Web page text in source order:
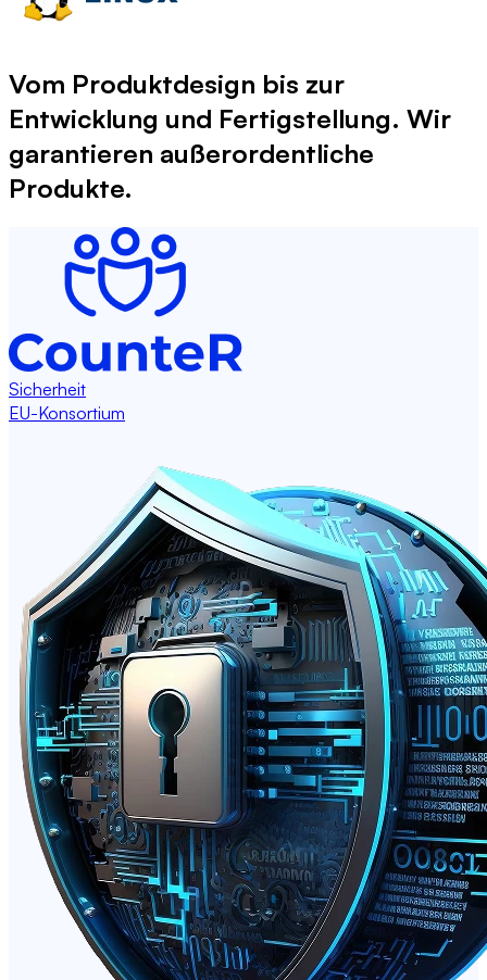
Vom Produktdesign bis zur
Entwicklung und Fertigstellung. Wir
garantieren außerordentliche
Produkte.
Sicherheit
EU-Konsortium